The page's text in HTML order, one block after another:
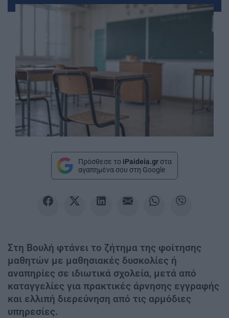
Πρόσθεσε το iPaideia.gr στα
αγαπημένα σου στη Google
Στη Βουλή φτάνει το ζήτημα της φοίτησης
μαθητών με μαθησιακές δυσκολίες ή
αναπηρίες σε ιδιωτικά σχολεία, μετά από
καταγγελίες για πρακτικές άρνησης εγγραφής
και ελλιπή διερεύνηση από τις αρμόδιες
υπηρεσίες.